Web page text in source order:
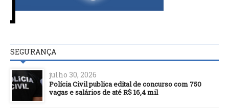
SEGURANÇA
julho 30, 2026
Polícia Civil publica edital de concurso com 750
vagas e salários de até R$ 16,4 mil